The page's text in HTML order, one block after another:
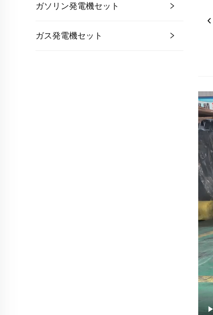
ガソリン発電機セット
ガス発電機セット